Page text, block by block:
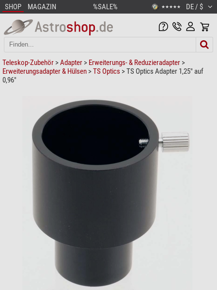
SHOP MAGAZIN %SALE% ★★★★★ DE / $
Teleskop-Zubehör >Adapter > Erweiterungs- & Reduzieradapter >
Erweiterungsadapter & Hülsen >TS Optics > TS Optics Adapter 1,25" auf
0,96"